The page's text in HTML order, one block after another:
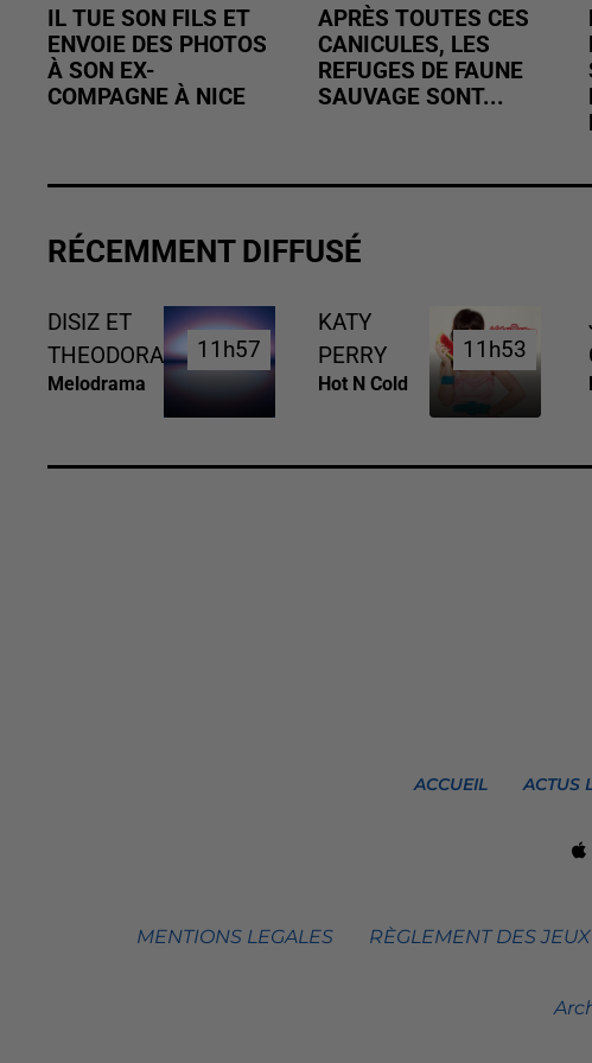
IL TUE SON FILS ET
ENVOIE DES PHOTOS
À SON EX-
COMPAGNE À NICE
APRÈS TOUTES CES
CANICULES, LES
REFUGES DE FAUNE
SAUVAGE SONT...
RÉCEMMENT DIFFUSÉ
DISIZ ET
THEODORA
Melodrama
11h57
11h57
KATY
PERRY
Hot N Cold
11h53
11h53
ACCUEIL ACTUS
MENTIONS LEGALES RÈGLEMENT DES JEUX